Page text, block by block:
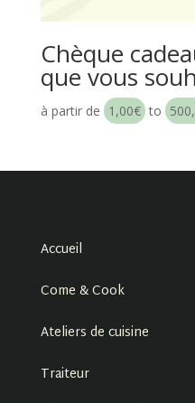
Chèque
que vous
à partir de 1,00€ to
Accueil
Come & Cook
Ateliers de cuisine
Traiteur